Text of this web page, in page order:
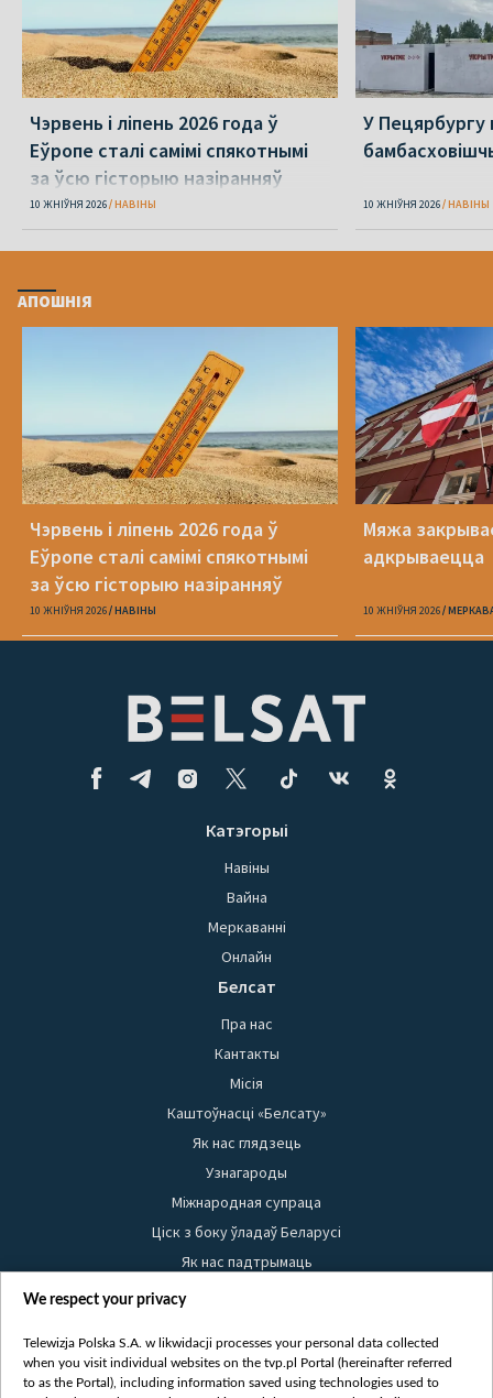
Чэрвень і ліпень 2026 года ў
Еўропе сталі самімі спякотнымі
за ўсю гісторыю назіранняў
10 ЖНІЎНЯ 2026 НАВІНЫ
У Пецярбургу
10 ЖНІЎНЯ 2026 НАВІНЫ
АПОШНІЯ
Чэрвень і ліпень 2026 года ў
Еўропе сталі самімі спякотнымі
за ўсю гісторыю назіранняў
10 ЖНІЎНЯ 2026 НАВІНЫ
Мяжа
адкрываецца
10 ЖНІЎНЯ 2026
Катэгорыі
Навіны
Вайна
Меркаванні
Онлайн
Белсат
Пра нас
Кантакты
Місія
Каштоўнасці «Белсату»
Як нас глядзець
Узнагароды
Міжнародная супраца
Ціск з боку ўладаў Беларусі
Як нас падтрымаць
Правілы выкарыстання матэрыялаў
Бяспека
Youtube
We respect your privacy
Telewizja Polska S.A. w likwidacji processes your personal data collected
when you visit individual websites on the tvp.pl Portal (hereinafter referred
to as the Portal), including information saved using technologies used to